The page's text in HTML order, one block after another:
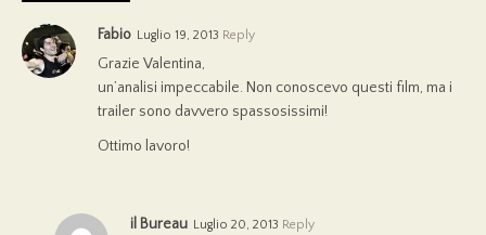
Fabio Luglio 19, 2013 Reply
Grazie Valentina,
un’analisi impeccabile. Non conoscevo questi film, ma i
trailer sono davvero spassosissimi!
Ottimo lavoro!
il Bureau Luglio 20, 2013 Reply